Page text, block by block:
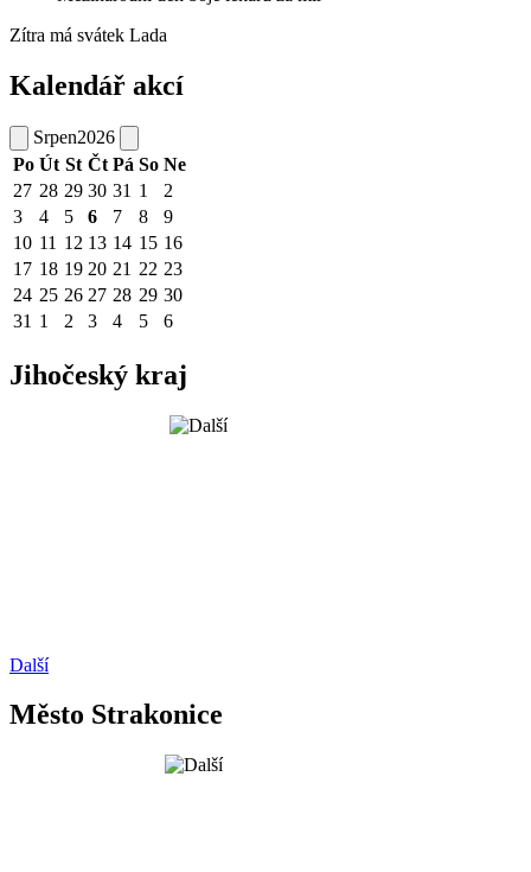
Zítra má svátek Lada
Kalendář akcí
Srpen2026
Po Út St Čt Pá So Ne
27 28 29 30 31 1
2
3
4 5 6 7 8
9
10 11 12 13 14 15 16
17 18 19 20 21 22 23
24 25 26 27 28 29 30
31 1 2 3 4 5 6
Jihočeský kraj
Další
Město Strakonice